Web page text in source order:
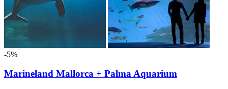
-5%
Marineland Mallorca + Palma Aquarium